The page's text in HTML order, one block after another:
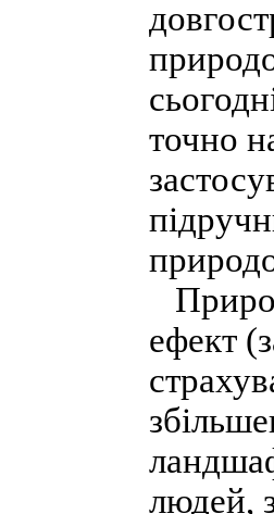
точно
ефект
людей,